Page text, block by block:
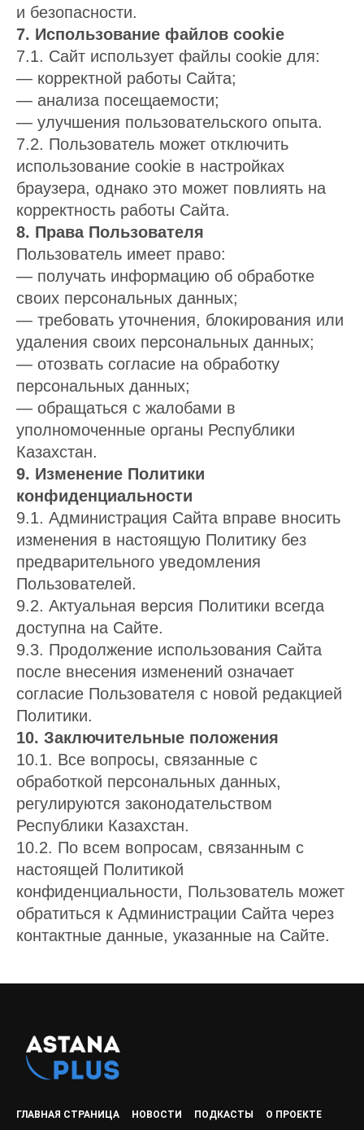
и безопасности.
7. Использование файлов cookie
7.1. Сайт использует файлы cookie для:
— корректной работы Сайта;
— анализа посещаемости;
— улучшения пользовательского опыта.
7.2. Пользователь может отключить
использование cookie в настройках
браузера, однако это может повлиять на
корректность работы Сайта.
8. Права Пользователя
Пользователь имеет право:
— получать информацию об обработке
своих персональных данных;
— требовать уточнения, блокирования или
удаления своих персональных данных;
— отозвать согласие на обработку
персональных данных;
— обращаться с жалобами в
уполномоченные органы Республики
Казахстан.
9. Изменение Политики
конфиденциальности
9.1. Администрация Сайта вправе вносить
изменения в настоящую Политику без
предварительного уведомления
Пользователей.
9.2. Актуальная версия Политики всегда
доступна на Сайте.
9.3. Продолжение использования Сайта
после внесения изменений означает
согласие Пользователя с новой редакцией
Политики.
10. Заключительные положения
10.1. Все вопросы, связанные с
обработкой персональных данных,
регулируются законодательством
Республики Казахстан.
10.2. По всем вопросам, связанным с
настоящей Политикой
конфиденциальности, Пользователь может
обратиться к Администрации Сайта через
контактные данные, указанные на Сайте.
ГЛАВНАЯ СТРАНИЦА НОВОСТИ ПОДКАСТЫ
О ПРОЕКТЕ